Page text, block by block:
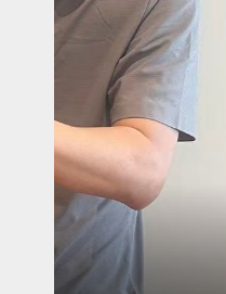
公告
2026年